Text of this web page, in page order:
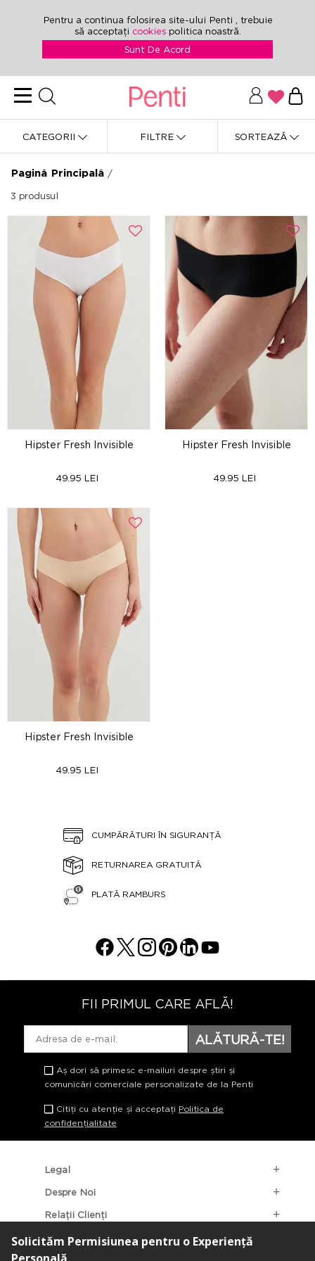
Pentru a continua folosirea site-ului Penti , trebuie
să acceptați cookies politica noastră.
Sunt De Acord
CATEGORII FILTRE SORTEAZĂ
Pagină Principală /
3 produsul
Hipster Fresh Invisible
49.95 LEI
Hipster Fresh Invisible
49.95 LEI
Hipster Fresh Invisible
49.95 LEI
CUMPĂRĂTURI ÎN SIGURANȚĂ
RETURNAREA GRATUITĂ
PLATĂ RAMBURS
FII PRIMUL CARE AFLĂ!
ALĂTURĂ-TE!
Aș dori să primesc e-mailuri despre știri și
comunicări comerciale personalizate de la Penti
Citiți cu atenție și acceptați Politica de
confidențialitate
Legal
Despre Noi
Relații Clienți
Categorii Populare